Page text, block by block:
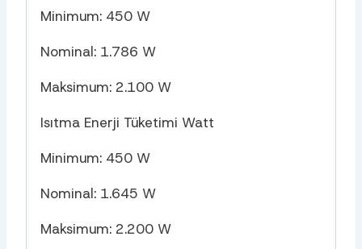
Minimum: 450 W
Nominal: 1.786 W
Maksimum: 2.100 W
Isıtma Enerji Tüketimi Watt
Minimum: 450 W
Nominal: 1.645 W
Maksimum: 2.200 W